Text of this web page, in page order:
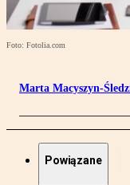
Foto: Fotolia.com
Marta Macyszyn-
Powiązane